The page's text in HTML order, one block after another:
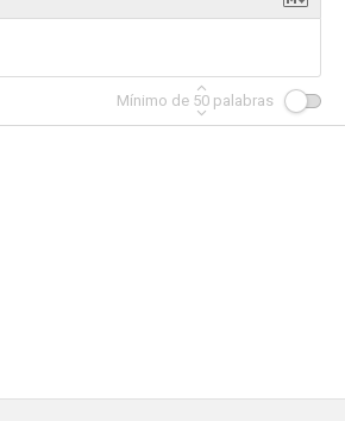
Mínimo de 50 palabras